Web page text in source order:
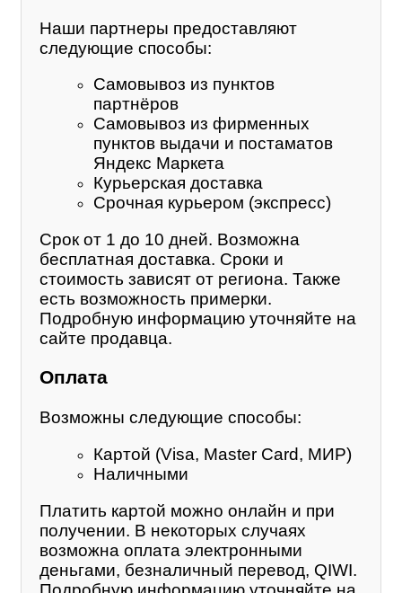
Наши партнеры предоставляют
следующие способы:
Самовывоз из пунктов
партнёров
Самовывоз из фирменных
пунктов выдачи и постаматов
Яндекс Маркета
Курьерская доставка
Срочная курьером (экспресс)
Срок от 1 до 10 дней. Возможна
бесплатная доставка. Сроки и
стоимость зависят от региона. Также
есть возможность примерки.
Подробную информацию уточняйте на
сайте продавца.
Оплата
Возможны следующие способы:
Картой (Visa, Master Card, МИР)
Наличными
Платить картой можно онлайн и при
получении. В некоторых случаях
возможна оплата электронными
деньгами, безналичный перевод, QIWI.